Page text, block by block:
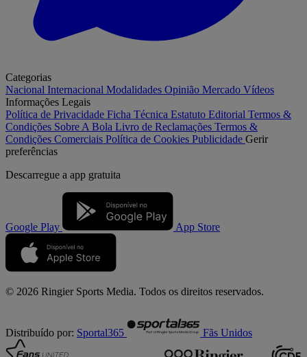
Categorias
Nacional Internacional Modalidades Opinião Mercado Vídeos
Informações Legais
Política de Privacidade Ficha Técnica Estatuto Editorial Termos &
Condições Sobre A Bola Livro de Reclamações Termos &
Condições Comerciais Política de Cookies Publicidade Gerir
preferências
Descarregue a app gratuita
Google Play App Store
© 2026 Ringier Sports Media. Todos os direitos reservados.
Distribuído por: Sportal365 Fãs Unidos